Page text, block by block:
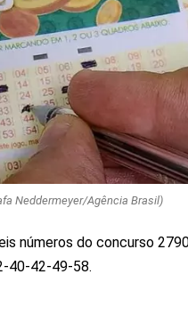
Neddermeyer/Agência Brasil)
números do concurso
40-42-49-58.